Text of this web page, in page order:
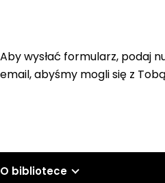
Aby wysłać formularz, podaj
email, abyśmy mogli się z
O bibliotece